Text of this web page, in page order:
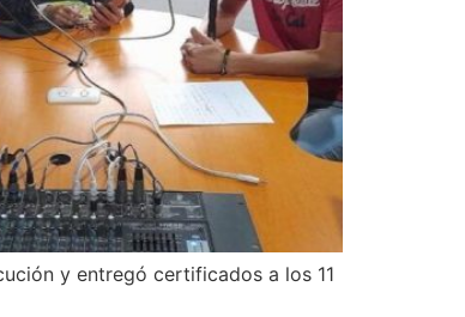
y entregó certificados a los 11